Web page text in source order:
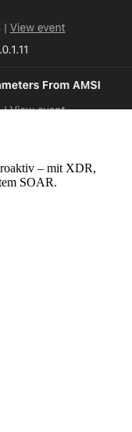
– mit XDR,
SOAR.